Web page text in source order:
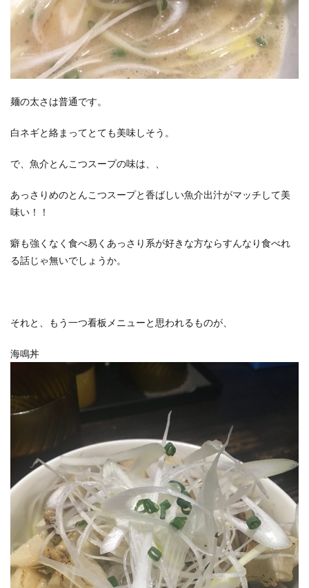
麺の太さは普通です。
白ネギと絡まってとても美味しそう。
で、魚介とんこつスープの味は、、
あっさりめのとんこつスープと香ばしい魚介出汁がマッチして美
味い！！
癖も強くなく食べ易くあっさり系が好きな方ならすんなり食べれ
る話じゃ無いでしょうか。
それと、もう一つ看板メニューと思われるものが、
海鳴丼